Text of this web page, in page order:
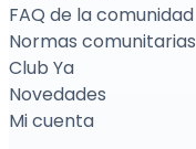
FAQ de la comunidad
Normas comunitarias
Club Ya
Novedades
Mi cuenta